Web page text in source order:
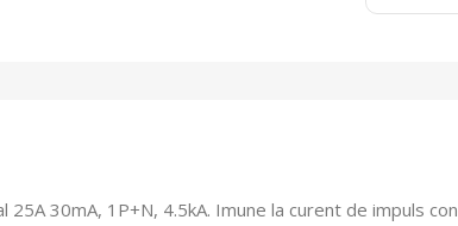
30mA, 1P+N, 4.5kA. Imune la curent de impuls